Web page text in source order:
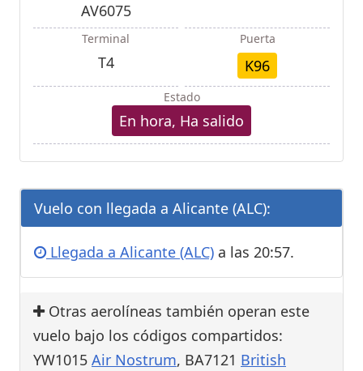
AV6075
Terminal
T4
Puerta
K96
Estado
En hora, Ha salido
Vuelo con llegada a Alicante (ALC):
Llegada a Alicante (ALC) a las 20:57.
Otras aerolíneas también operan este
vuelo bajo los códigos compartidos:
YW1015 Air Nostrum, BA7121 British